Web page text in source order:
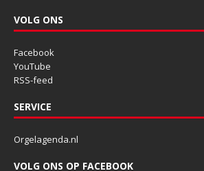
VOLG ONS
Facebook
YouTube
RSS-feed
SERVICE
Orgelagenda.nl
VOLG ONS OP FACEBOOK